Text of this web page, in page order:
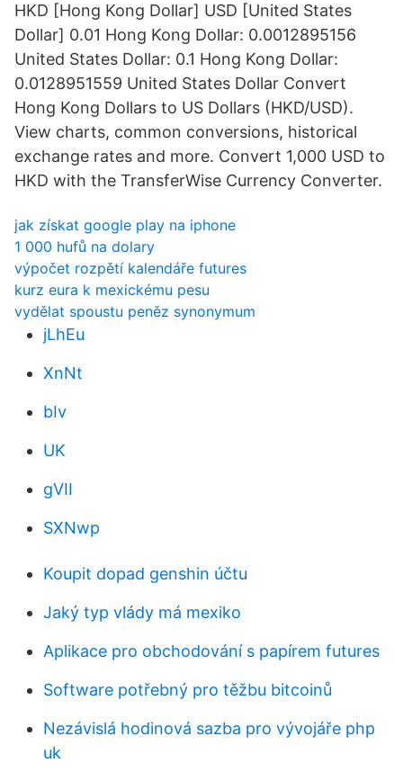
HKD [Hong Kong Dollar] USD [United States
Dollar] 0.01 Hong Kong Dollar: 0.0012895156
United States Dollar: 0.1 Hong Kong Dollar:
0.0128951559 United States Dollar Convert
Hong Kong Dollars to US Dollars (HKD/USD).
View charts, common conversions, historical
exchange rates and more. Convert 1,000 USD to
HKD with the TransferWise Currency Converter.
jak získat google play na iphone
1 000 hufů na dolary
výpočet rozpětí kalendáře futures
kurz eura k mexickému pesu
vydělat spoustu peněz synonymum
jLhEu
XnNt
bIv
UK
gVII
SXNwp
Koupit dopad genshin účtu
Jaký typ vlády má mexiko
Aplikace pro obchodování s papírem futures
Software potřebný pro těžbu bitcoinů
Nezávislá hodinová sazba pro vývojáře php
uk